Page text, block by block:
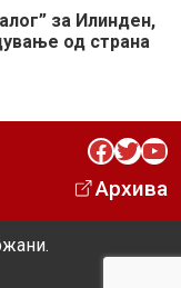
за Илинден,
од страна
Facebook Twitter YouTube
Архива